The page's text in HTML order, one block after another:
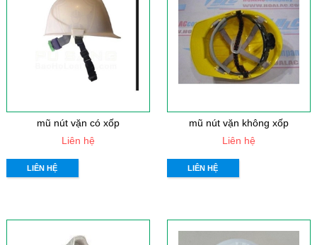
mũ nút vặn có xốp
Liên hệ
LIÊN HỆ
mũ nút vặn không xốp
Liên hệ
LIÊN HỆ